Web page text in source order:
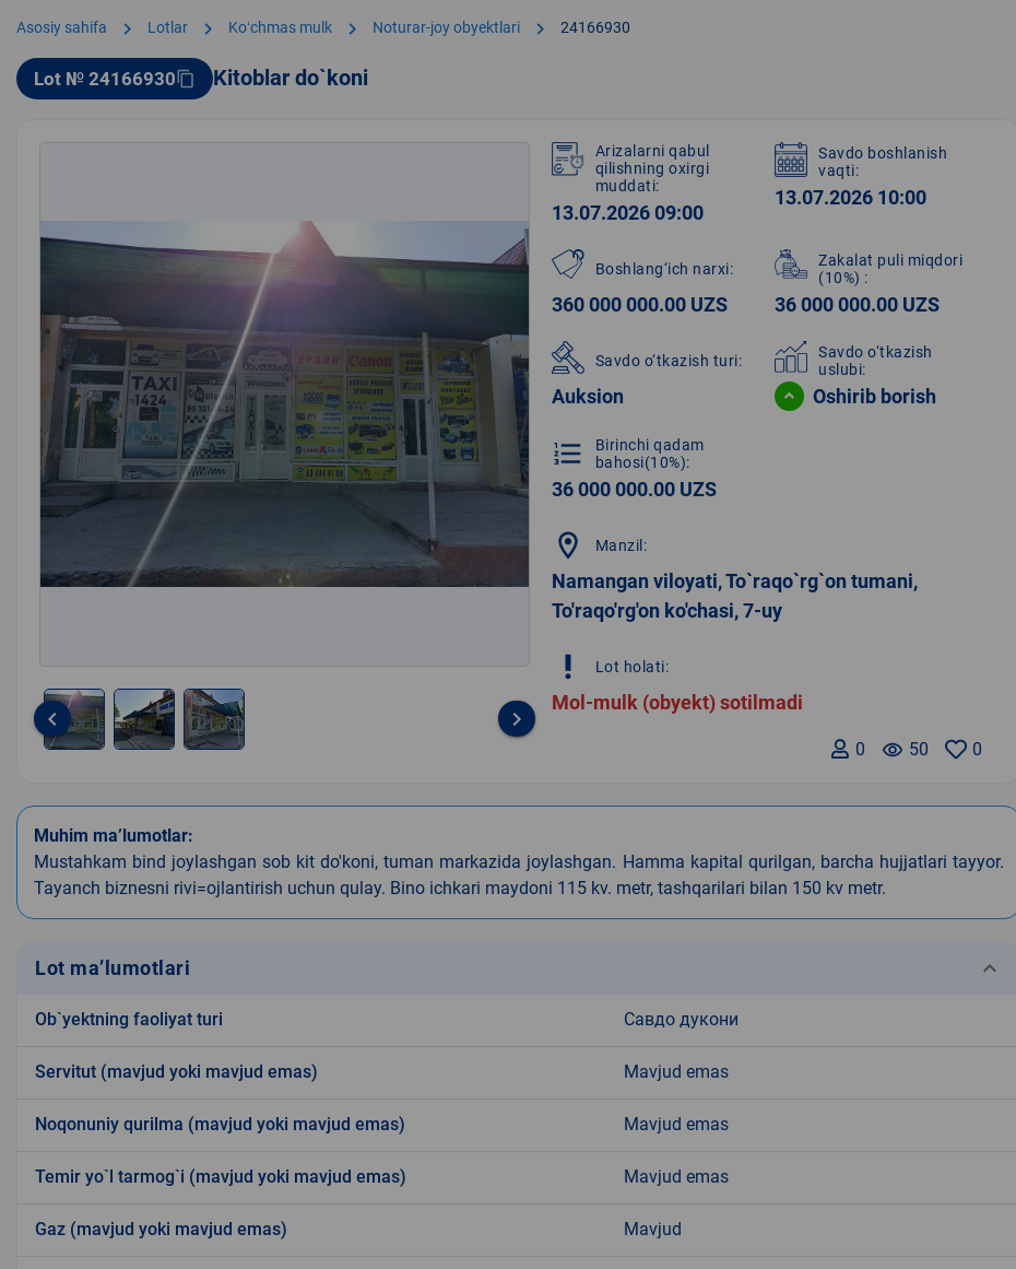
Asosiy sahifa chevron_right Lotlar chevron_right Koʻchmas mulk chevron_right Noturar-joy obyektlari chevron_right 24166930
Lot № 24166930content_copy Kitoblar do`koni
of
3
keyboard_arrow_left keyboard_arrow_right
Arizalarni qabul
qilishning oxirgi
muddati:
13.07.2026 09:00
Savdo boshlanish
vaqti:
13.07.2026 10:00
Boshlang‘ich narxi:
360 000 000.00 UZS
Zakalat puli miqdori
(10%) :
36 000 000.00 UZS
Savdo o‘tkazish turi:
Auksion
Savdo o‘tkazish
uslubi:
Oshirib borish
format_list_numbered
Birinchi qadam
bahosi(10%):
36 000 000.00 UZS
location_on Manzil:
Namangan viloyati, To`raqo`rg`on tumani,
To'raqo'rg'on ko'chasi, 7-uy
priority_high Lot holati:
Mol-mulk (obyekt) sotilmadi
0
remove_red_eye 50
0
Muhim ma’lumotlar:
Mustahkam bind joylashgan sob kit do'koni, tuman markazida joylashgan. Hamma kapital qurilgan, barcha hujjatlari tayyor.
Tayanch biznesni rivi=ojlantirish uchun qulay. Bino ichkari maydoni 115 kv. metr, tashqarilari bilan 150 kv metr.
Lot ma’lumotlari keyboard_arrow_down
Ob`yektning faoliyat turi Савдо дукони
Servitut (mavjud yoki mavjud emas) Mavjud emas
Noqonuniy qurilma (mavjud yoki mavjud emas) Mavjud emas
Temir yo`l tarmog`i (mavjud yoki mavjud emas) Mavjud emas
Gaz (mavjud yoki mavjud emas) Mavjud